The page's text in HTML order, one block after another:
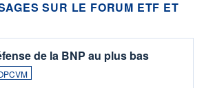
SUR LE FORUM ETF ET
de la BNP au plus bas